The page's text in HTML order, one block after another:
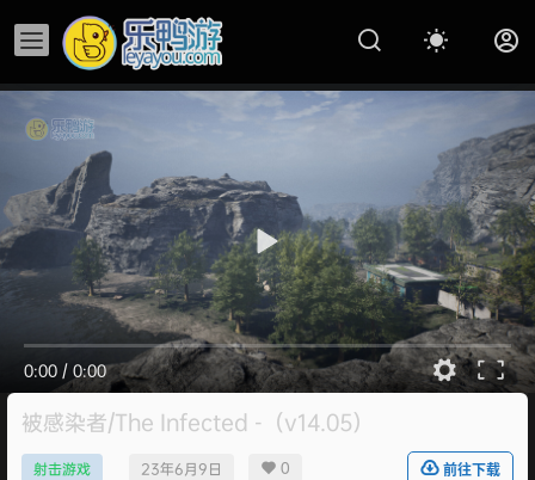
0:00 / 0:00
被感染者/The Infected -（v14.05）
射击游戏 23年6月9日 0 前往下载